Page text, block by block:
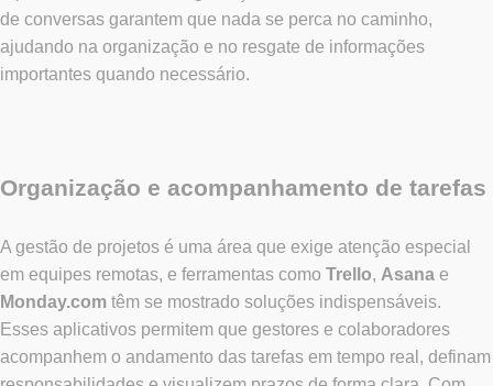
de conversas garantem que nada se perca no caminho,
ajudando na organização e no resgate de informações
importantes quando necessário.
Organização e acompanhamento de tarefas
A gestão de projetos é uma área que exige atenção especial
em equipes remotas, e ferramentas como Trello, Asana e
Monday.com têm se mostrado soluções indispensáveis.
Esses aplicativos permitem que gestores e colaboradores
acompanhem o andamento das tarefas em tempo real, definam